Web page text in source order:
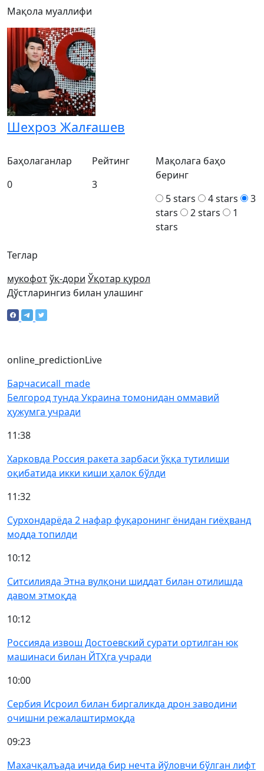
Мақола муаллифи
Шехроз Жалғашев
Теглар
мукофотўқ-дори Ўқотар қурол
Баҳолаганлар
0
Рейтинг
3
Мақолага баҳо
беринг
5 stars
4 stars
3
stars
2 stars
1
stars
Дўстларингиз билан улашинг
online_predictionLive
Барчасиcall_made
Белгород тунда Украина томонидан оммавий
ҳужумга учради
11:38
Харковда Россия ракета зарбаси ўққа тутилиши
оқибатида икки киши ҳалок бўлди
11:32
Сурхондарёда 2 нафар фуқаронинг ёнидан гиёҳванд
модда топилди
10:12
Ситсилияда Этна вулқони шиддат билан отилишда
давом этмоқда
10:12
Россияда извош Достоевский сурати ортилган юк
машинаси билан ЙТҲга учради
10:00
Сербия Исроил билан биргаликда дрон заводини
очишни режалаштирмоқда
09:23
Махачқалъада ичида бир нечта йўловчи бўлган лифт